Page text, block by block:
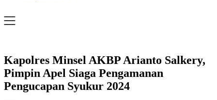
Kapolres Minsel AKBP Arianto Salkery,
Pimpin Apel Siaga Pengamanan
Pengucapan Syukur 2024